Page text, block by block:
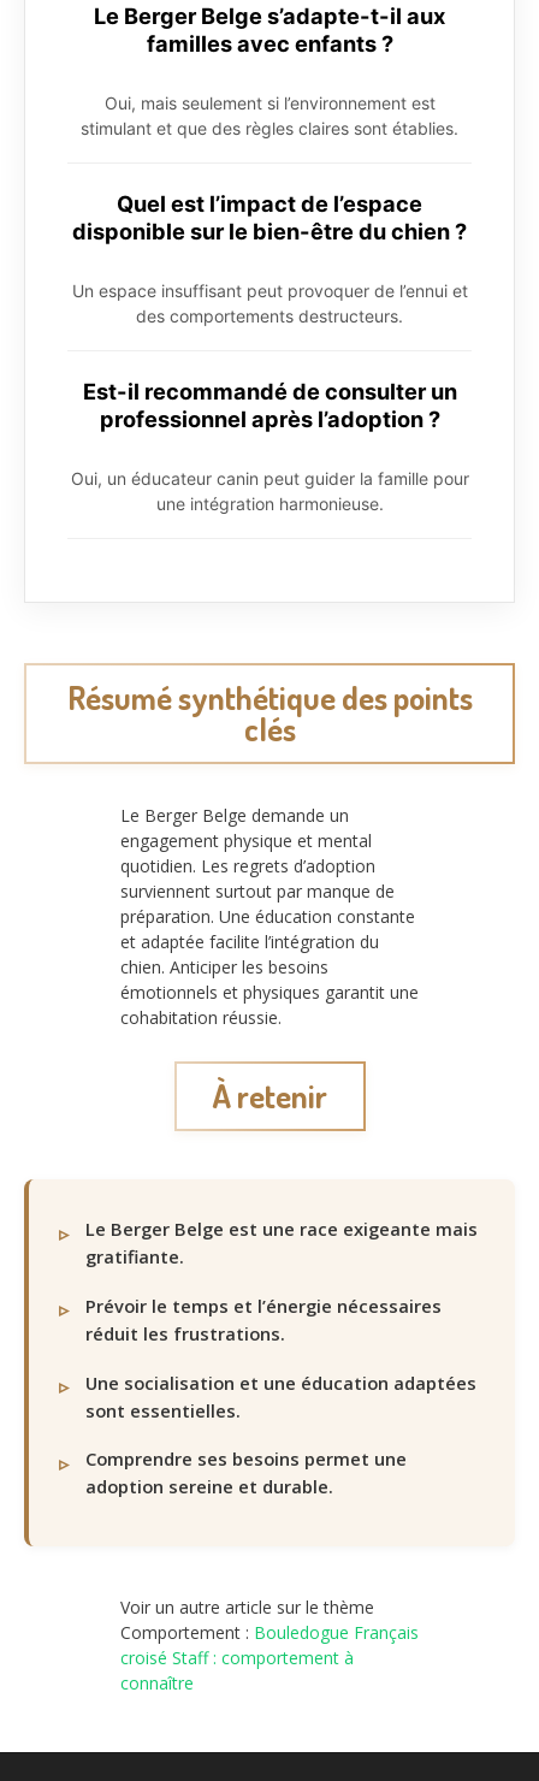
Le Berger Belge s’adapte-t-il aux
familles avec enfants ?
Oui, mais seulement si l’environnement est
stimulant et que des règles claires sont établies.
Quel est l’impact de l’espace
disponible sur le bien-être du chien ?
Un espace insuffisant peut provoquer de l’ennui et
des comportements destructeurs.
Est-il recommandé de consulter un
professionnel après l’adoption ?
Oui, un éducateur canin peut guider la famille pour
une intégration harmonieuse.
Résumé synthétique des points
clés
Le Berger Belge demande un
engagement physique et mental
quotidien. Les regrets d’adoption
surviennent surtout par manque de
préparation. Une éducation constante
et adaptée facilite l’intégration du
chien. Anticiper les besoins
émotionnels et physiques garantit une
cohabitation réussie.
À retenir
Le Berger Belge est une race exigeante mais
gratifiante.
Prévoir le temps et l’énergie nécessaires
réduit les frustrations.
Une socialisation et une éducation adaptées
sont essentielles.
Comprendre ses besoins permet une
adoption sereine et durable.
Voir un autre article sur le thème
Comportement : Bouledogue Français
croisé Staff : comportement à
connaître